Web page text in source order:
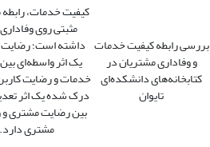
بررسی رابطه کیفیت خدمات
و وفاداری مشتریان در
کتابخانه‌های دانشکده‌ای
تایوان
کیفیت خدمات، رابطه
مثبتی روی
داشته است؛
یک اثر واسطه‌ای
خدمات و رضایت
درک شده یک اثر
بین رضایت مشتری و
مشتری دارد.